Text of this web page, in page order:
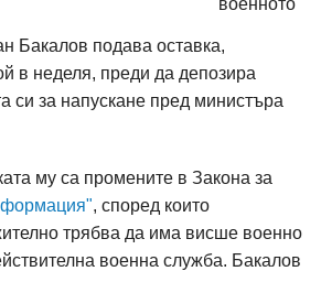
военното
Бакалов подава оставка,
в неделя, преди да депозира
си за напускане пред министъра
му са промените в Закона за
, според които
трябва да има висше военно
военна служба. Бакалов